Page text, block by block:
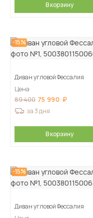
В корзину
-15%
Диван угловой Фессалия
Цена
89 400 75 990
за 3 дня
В корзину
-15%
Диван угловой Фессалия